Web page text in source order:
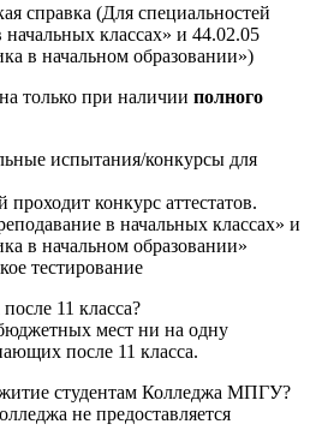
справка (Для специальностей
классах» и 44.02.05
в начальном образовании»)
только при наличии полного
испытания/конкурсы для
проходит конкурс аттестатов.
в начальных классах» и
в начальном образовании»
тестирование
11 класса?
мест ни на одну
после 11 класса.
студентам Колледжа МПГУ?
не предоставляется